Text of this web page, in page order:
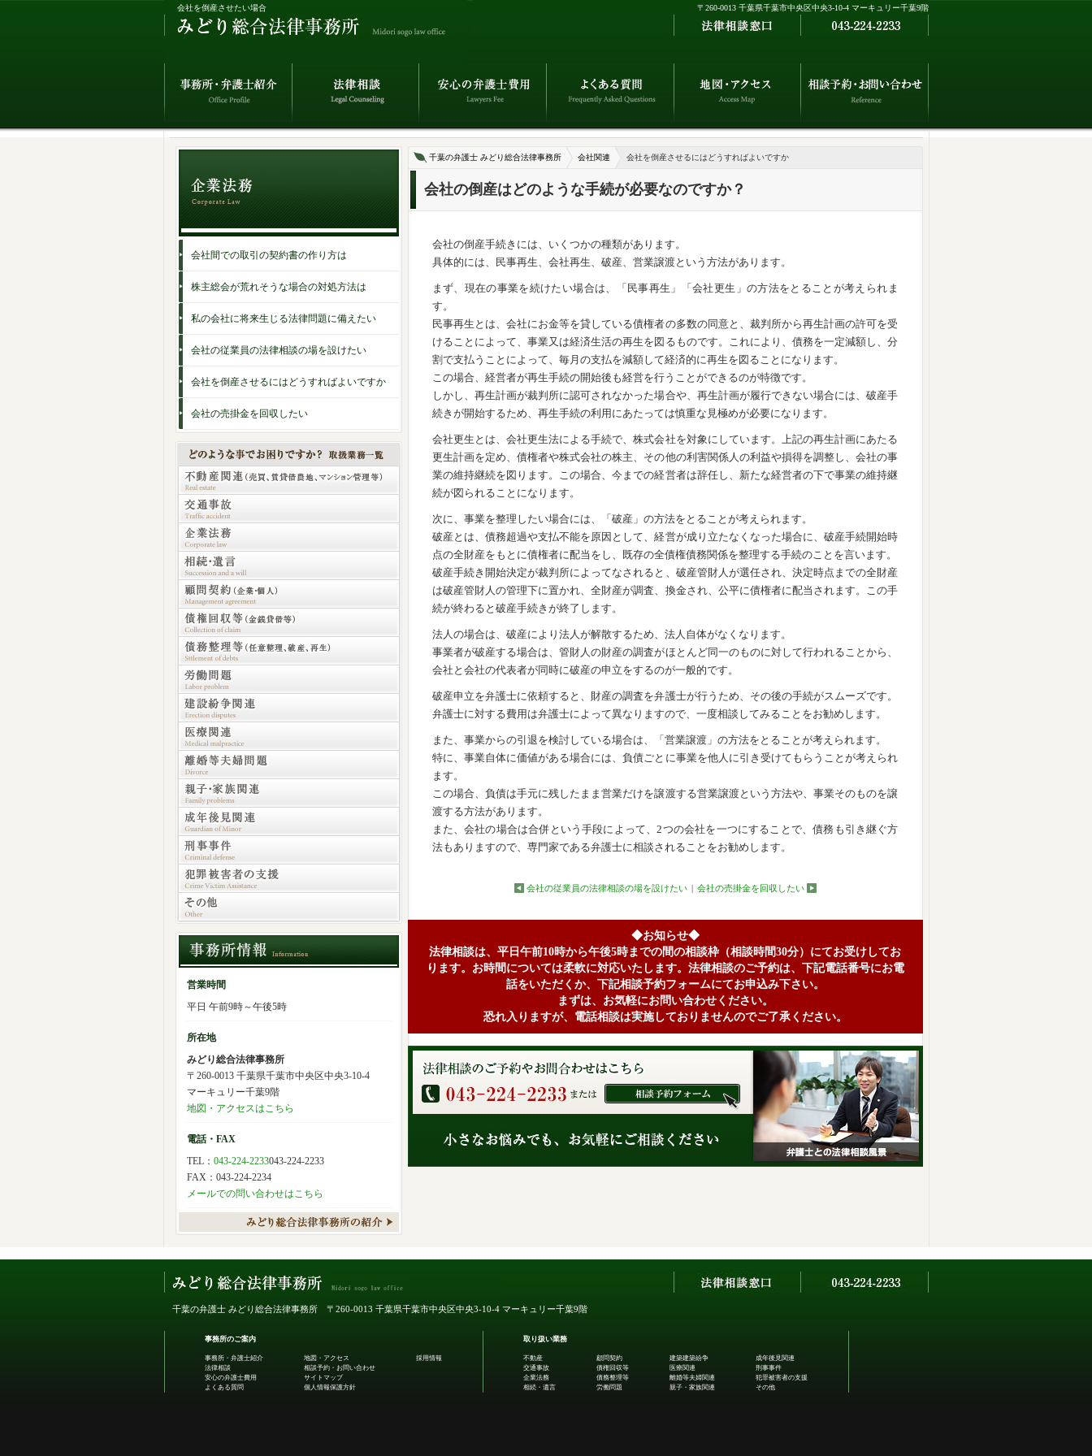
会社を倒産させたい場合 〒260-0013 千葉県千葉市中央区中央3-10-4 マーキュリー千葉9階
千葉の弁護士 みどり総合法律事務所 会社関連 会社を倒産させるにはどうすればよいですか
会社の倒産はどのような手続が必要なのですか？
会社の倒産手続きには、いくつかの種類があります。
具体的には、民事再生、会社再生、破産、営業譲渡という方法があります。
まず、現在の事業を続けたい場合は、「民事再生」「会社更生」の方法をとることが考えられま
す。
民事再生とは、会社にお金等を貸している債権者の多数の同意と、裁判所から再生計画の許可を受
けることによって、事業又は経済生活の再生を図るものです。これにより、債務を一定減額し、分
割で支払うことによって、毎月の支払を減額して経済的に再生を図ることになります。
この場合、経営者が再生手続の開始後も経営を行うことができるのが特徴です。
しかし、再生計画が裁判所に認可されなかった場合や、再生計画が履行できない場合には、破産手
続きが開始するため、再生手続の利用にあたっては慎重な見極めが必要になります。
会社更生とは、会社更生法による手続で、株式会社を対象にしています。上記の再生計画にあたる
更生計画を定め、債権者や株式会社の株主、その他の利害関係人の利益や損得を調整し、会社の事
業の維持継続を図ります。この場合、今までの経営者は辞任し、新たな経営者の下で事業の維持継
続が図られることになります。
次に、事業を整理したい場合には、「破産」の方法をとることが考えられます。
破産とは、債務超過や支払不能を原因として、経営が成り立たなくなった場合に、破産手続開始時
点の全財産をもとに債権者に配当をし、既存の全債権債務関係を整理する手続のことを言います。
破産手続き開始決定が裁判所によってなされると、破産管財人が選任され、決定時点までの全財産
は破産管財人の管理下に置かれ、全財産が調査、換金され、公平に債権者に配当されます。この手
続が終わると破産手続きが終了します。
法人の場合は、破産により法人が解散するため、法人自体がなくなります。
事業者が破産する場合は、管財人の財産の調査がほとんど同一のものに対して行われることから、
会社と会社の代表者が同時に破産の申立をするのが一般的です。
破産申立を弁護士に依頼すると、財産の調査を弁護士が行うため、その後の手続がスムーズです。
弁護士に対する費用は弁護士によって異なりますので、一度相談してみることをお勧めします。
また、事業からの引退を検討している場合は、「営業譲渡」の方法をとることが考えられます。
特に、事業自体に価値がある場合には、負債ごとに事業を他人に引き受けてもらうことが考えられ
ます。
この場合、負債は手元に残したまま営業だけを譲渡する営業譲渡という方法や、事業そのものを譲
渡する方法があります。
また、会社の場合は合併という手段によって、2つの会社を一つにすることで、債務も引き継ぐ方
法もありますので、専門家である弁護士に相談されることをお勧めします。
会社の従業員の法律相談の場を設けたい | 会社の売掛金を回収したい
◆お知らせ◆
法律相談は、平日午前10時から午後5時までの間の相談枠（相談時間30分）にてお受けしてお
ります。お時間については柔軟に対応いたします。法律相談のご予約は、下記電話番号にお電
話をいただくか、下記相談予約フォームにてお申込み下さい。
まずは、お気軽にお問い合わせください。
恐れ入りますが、電話相談は実施しておりませんのでご了承ください。
会社間での取引の契約書の作り方は
株主総会が荒れそうな場合の対処方法は
私の会社に将来生じる法律問題に備えたい
会社の従業員の法律相談の場を設けたい
会社を倒産させるにはどうすればよいですか
会社の売掛金を回収したい
営業時間
平日 午前9時～午後5時
所在地
みどり総合法律事務所
〒260-0013 千葉県千葉市中央区中央3-10-4
マーキュリー千葉9階
地図・アクセスはこちら
電話・FAX
TEL： 043-224-2233043-224-2233
FAX：043-224-2234
メールでの問い合わせはこちら
千葉の弁護士 みどり総合法律事務所 〒260-0013 千葉県千葉市中央区中央3-10-4マーキュリー千葉9階
事務所のご案内
事務所・弁護士紹介
法律相談
安心の弁護士費用
よくある質問
地図・アクセス
相談予約・お問い合わせ
サイトマップ
個人情報保護方針
採用情報
取り扱い業務
不動産
交通事故
企業法務
相続・遺言
顧問契約
債権回収等
債務整理等
労働問題
建築建築紛争
医療関連
離婚等夫婦関連
親子・家族関連
成年後見関連
刑事事件
犯罪被害者の支援
その他